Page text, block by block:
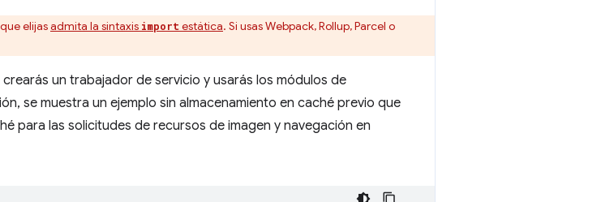
elijasadmita la sintaxis import estática. Si usas Webpack, Rollup, Parcel o
un trabajador de servicio y usarás los módulos de
se muestra un ejemplo sin almacenamiento en caché previo que
para las solicitudes de recursos de imagen y navegación en